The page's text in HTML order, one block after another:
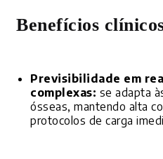
Benefícios
Previsibilidade em
complexas: se adapta
ósseas, mantendo alta
protocolos de carga